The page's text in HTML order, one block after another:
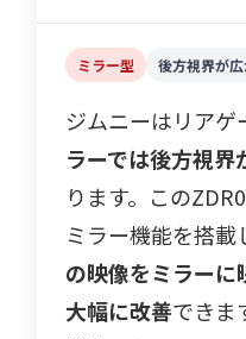
ミラー型 後方視界が
ジムニーはリアゲ
ラーでは後方視界
ります。この
ミラー機能を搭載
の映像をミラーに
大幅に改善できま